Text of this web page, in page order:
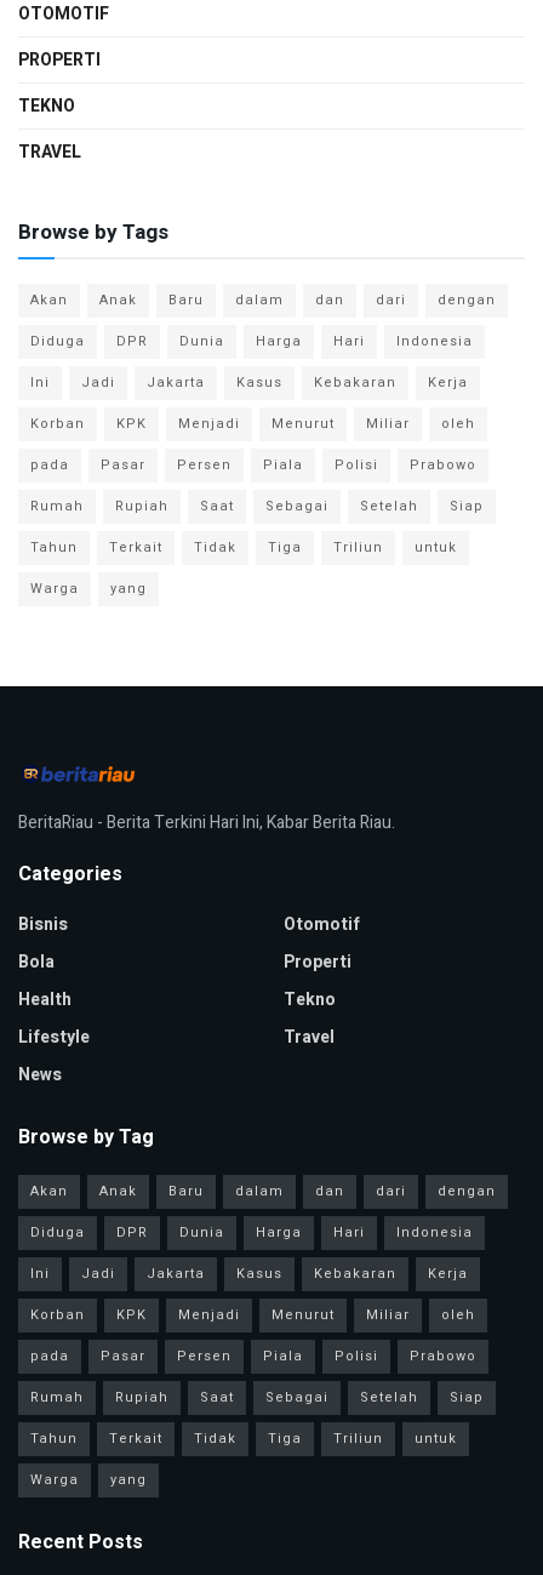
OTOMOTIF
PROPERTI
TEKNO
TRAVEL
Browse by Tags
Akan Anak Baru dalam dan dari
dengan
Diduga
DPR Dunia Harga Hari
Indonesia
Ini
Jadi Jakarta Kasus Kebakaran
Kerja
Korban
KPK Menjadi Menurut Miliar
oleh
pada
Pasar Persen Piala Polisi
Prabowo
Rumah
Rupiah Saat Sebagai Setelah
Siap
Tahun
Terkait Tidak Tiga Triliun
untuk
Warga
yang
BeritaRiau - Berita Terkini Hari Ini, Kabar Berita Riau.
Categories
Bisnis
Bola
Health
Lifestyle
News
Otomotif
Properti
Tekno
Travel
Browse by Tag
Akan Anak Baru dalam dan dari
dengan
Diduga
DPR Dunia Harga Hari
Indonesia
Ini
Jadi Jakarta Kasus Kebakaran
Kerja
Korban
KPK Menjadi Menurut Miliar
oleh
pada
Pasar Persen Piala Polisi
Prabowo
Rumah
Rupiah Saat Sebagai Setelah
Siap
Tahun
Terkait Tidak Tiga Triliun
untuk
Warga
yang
Recent Posts